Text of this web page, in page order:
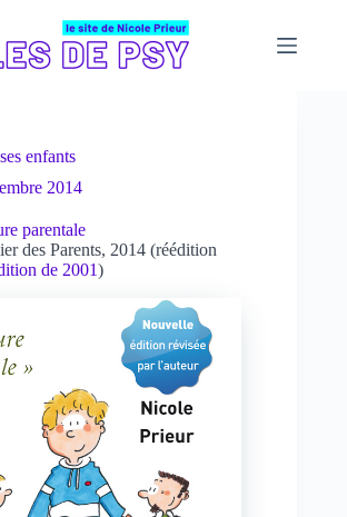
enfants
2014
parentale
des Parents, 2014 (réédition
de 2001)